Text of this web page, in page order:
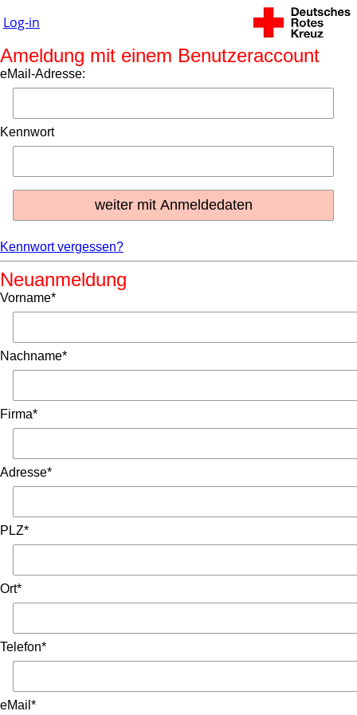
Log-in
Ameldung mit einem Benutzeraccount
eMail-Adresse:
Kennwort
Kennwort vergessen?
Neuanmeldung
Vorname*
Nachname*
Firma*
Adresse*
PLZ*
Ort*
Telefon*
eMail*